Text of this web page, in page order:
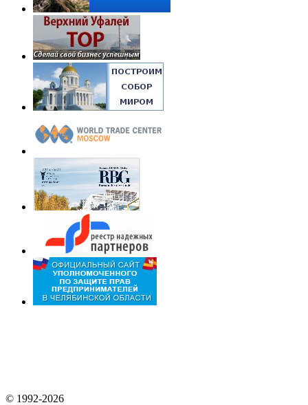
© 1992-2026